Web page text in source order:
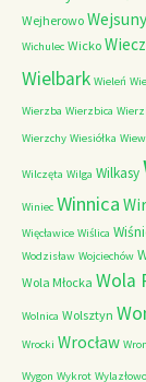
Wejherowo Wejsuny
Wichulec Wicko
Wielbark Wieleń
Wierzba Wierzbica
Wierzchy Wiesiółka
Wilczęta Wilga Wilkasy
Winiec Winnica
Więcławice Wiślica
Wodzisław Wojciechów
Wola Młocka Wola
Wolnica Wolsztyn
Wrocki Wrocław
Wygon Wykrot Wylazłowo